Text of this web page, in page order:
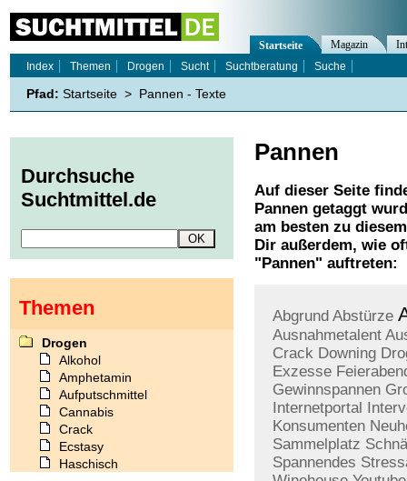
Pannen
Auf dieser Seite
Pannen getaggt
am besten zu
Dir außerdem, wie
" Pannen" auftreten:
Abgrund Abstürze
Ausnahmetalent
Crack Downing
Exzesse
Gewinnspannen
Internetportal
Konsumenten
Sammelplatz
Spannendes
Startseite Magazin
Index
Themen Drogen Sucht Suchtberatung Suche
Pfad: Startseite > Pannen - Texte
Durchsuche
Suchtmittel.de
Themen
Drogen
Alkohol
Amphetamin
Aufputschmittel
Cannabis
Crack
Ecstasy
Haschisch